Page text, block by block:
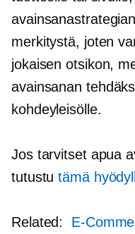
merkitystä, joten
jokaisen otsikon,
avainsanan
kohdeyleisölle.
Jos tarvitset apua
tutustutämä
Related: E-